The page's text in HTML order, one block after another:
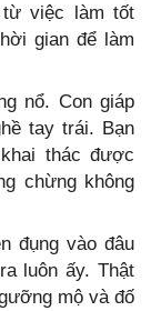
từ việc làm tốt
gian để làm
nổ. Con giáp
tay trái. Bạn
thác được
chừng không
đụng vào đâu
luôn ấy. Thật
mộ và đố